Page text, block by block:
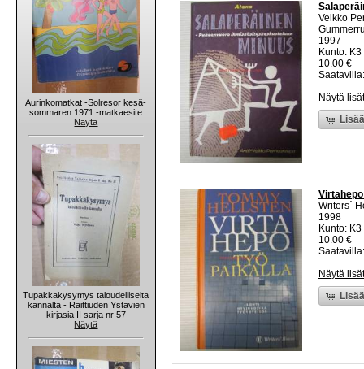
Aurinkomatkat -Solresor kesä-
sommaren 1971 -matkaesite
Näytä
Tupakkakysymys taloudelliselta
kannalta - Raittiuden Ystävien
kirjasia II sarja nr 57
Näytä
Veikko
1997
Kunto:
10.00 €
Näytä
Writers´
1998
Kunto:
10.00 €
Näytä